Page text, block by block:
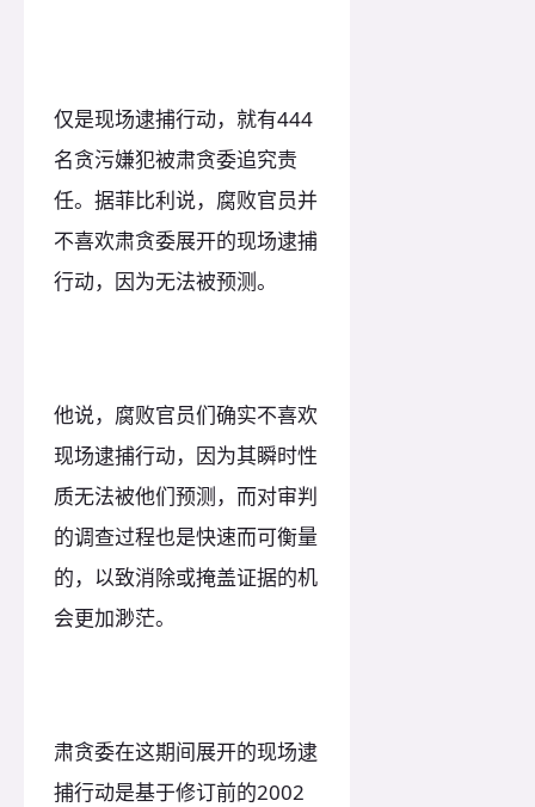
仅是现场逮捕行动，就有444
名贪污嫌犯被肃贪委追究责
任。据菲比利说，腐败官员并
不喜欢肃贪委展开的现场逮捕
行动，因为无法被预测。
他说，腐败官员们确实不喜欢
现场逮捕行动，因为其瞬时性
质无法被他们预测，而对审判
的调查过程也是快速而可衡量
的，以致消除或掩盖证据的机
会更加渺茫。
肃贪委在这期间展开的现场逮
捕行动是基于修订前的2002